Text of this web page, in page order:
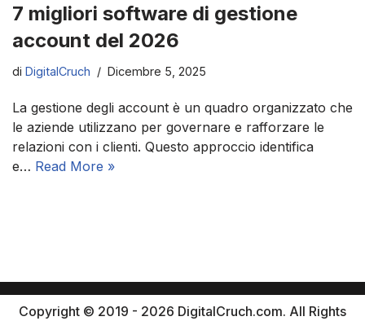
7 migliori software di gestione
account del 2026
di DigitalCruch Dicembre 5, 2025
La gestione degli account è un quadro organizzato che
le aziende utilizzano per governare e rafforzare le
relazioni con i clienti. Questo approccio identifica
e… Read More »
Copyright © 2019 - 2026 DigitalCruch.com. All Rights